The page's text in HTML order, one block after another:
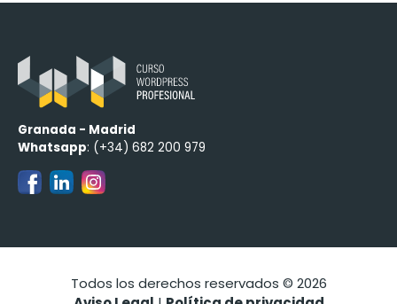
Granada - Madrid
Whatsapp: (+34) 682 200 979
Todos los derechos reservados © 2026